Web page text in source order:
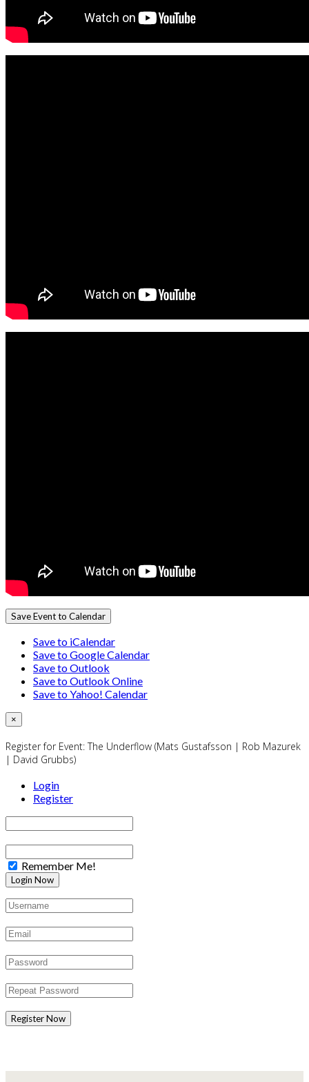
Save Event to Calendar
Save to iCalendar
Save to Google Calendar
Save to Outlook
Save to Outlook Online
Save to Yahoo! Calendar
×
Register for Event:The Underflow (Mats Gustafsson | Rob Mazurek
| David Grubbs)
Login
Register
Remember Me!
Register Now